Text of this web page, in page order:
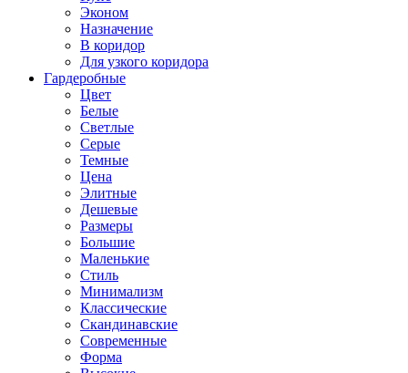
Эконом
Назначение
В коридор
Для узкого коридора
Гардеробные
Цвет
Белые
Светлые
Серые
Темные
Цена
Элитные
Дешевые
Размеры
Большие
Маленькие
Стиль
Минимализм
Классические
Скандинавские
Современные
Форма